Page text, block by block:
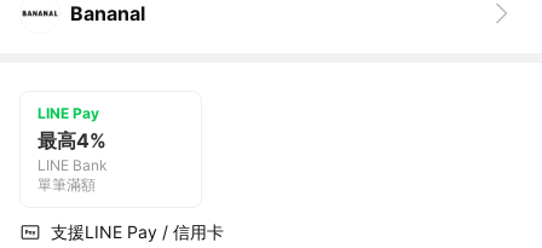
Bananal
LINE Pay
最高4%
LINE Bank
單筆滿額
支援LINE Pay / 信用卡